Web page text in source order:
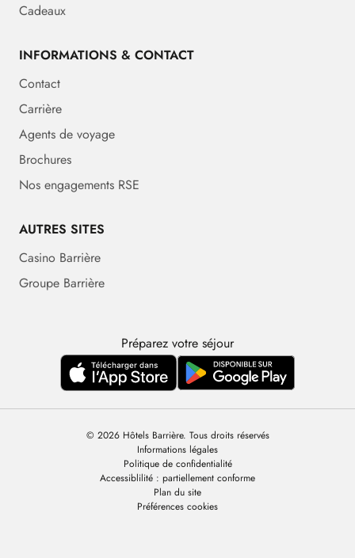
Cadeaux
INFORMATIONS & CONTACT
Contact
Carrière
Agents de voyage
Brochures
Nos engagements RSE
AUTRES SITES
Casino Barrière
Groupe Barrière
Préparez votre séjour
© 2026 Hôtels Barrière. Tous droits réservés
Informations légales
Politique de confidentialité
Accessiblilité : partiellement conforme
Plan du site
Préférences cookies